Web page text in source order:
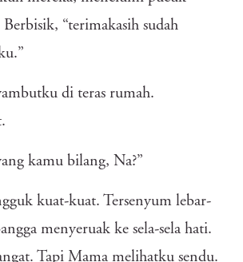
“terimakasih sudah
di teras rumah.
kamu bilang, Na?”
kuat-kuat. Tersenyum lebar-
menyeruak ke sela-sela hati.
Tapi Mama melihatku sendu.